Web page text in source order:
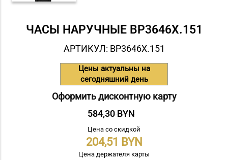
ЧАСЫ НАРУЧНЫЕ BP3646X.151
АРТИКУЛ: BP3646X.151
Цены актуальны на
сегодняшний день
Оформить дисконтную карту
584,30 BYN
Цена со скидкой
204,51
Цена держателя карты